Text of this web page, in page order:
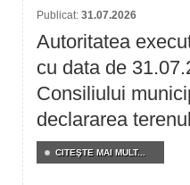
Publicat: 31.07.2026
Autoritatea
cu data de
Consiliului
declararea
CITEŞTE MAI MULT...